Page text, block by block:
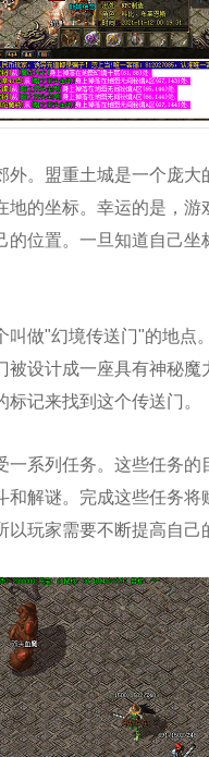
。盟重土城是一个庞大
的坐标。幸运的是，
位置。一旦知道自己
做"幻境传送门"的地点
设计成一座具有神秘
记来找到这个传送门。
系列任务。这些任务
解谜。完成这些任务
玩家需要不断提高自己